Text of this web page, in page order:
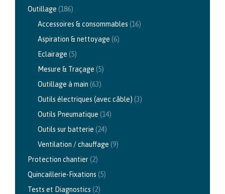
Outillage (186)
Accessoires & consommables (16)
Aspiration & nettoyage (6)
Eclairage (5)
Mesure & Traçage (5)
Outillage à main (63)
Outils électriques (avec câble) (3)
Outils Pneumatique (14)
Outils sur batterie (24)
Ventilation / chauffage (9)
Protection chantier(2)
Quincaillerie-Fixations (5)
Tests et Diagnostics (2)